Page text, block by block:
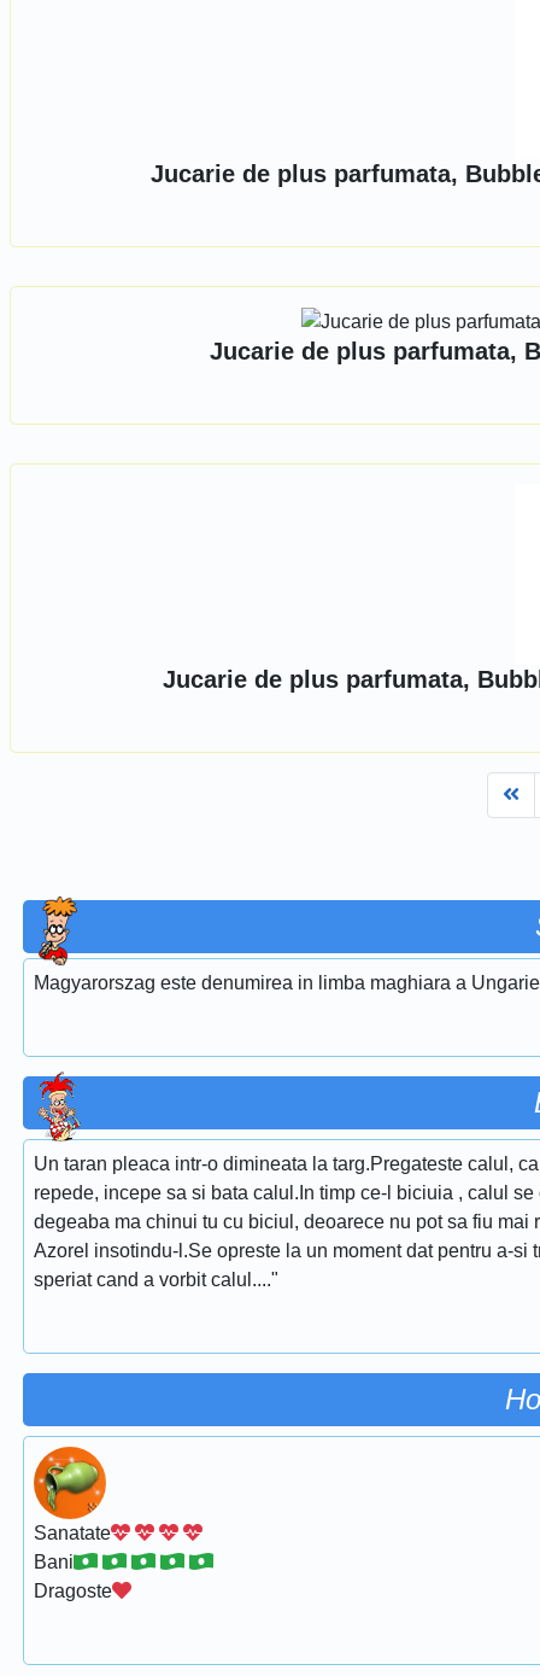
Jucarie de plus parfumata,
Jucarie de plus parfumata,
Jucarie de plus parfumata,
Magyarorszag este denumirea in limba maghiara a
Un taran pleaca intr-o dimineata la targ.Pregateste calul,
repede, incepe sa si bata calul.In timp ce-l biciuia , calul
degeaba ma chinui tu cu biciul, deoarece nu pot sa fiu
Azorel insotindu-l.Se opreste la un moment dat pentru a-
speriat cand a vorbit calul...."
Sanatate
Bani
Dragoste